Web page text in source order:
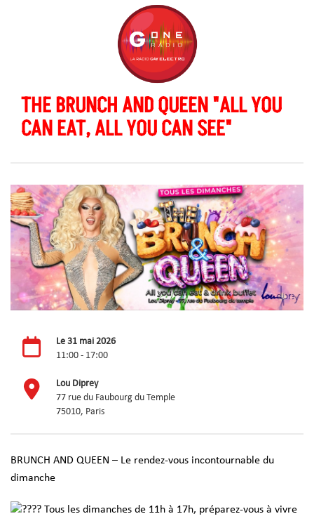
THE BRUNCH AND QUEEN "ALL YOU
CAN EAT, ALL YOU CAN SEE"
Le 31 mai 2026
11:00 - 17:00
Lou Diprey
77 rue du Faubourg du Temple
75010, Paris
BRUNCH AND QUEEN – Le rendez-vous incontournable du
dimanche
Tous les dimanches de 11h à 17h, préparez-vous à vivre